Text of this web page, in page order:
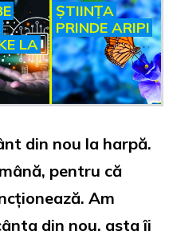
LA
ȘTIINȚA
PRINDE ARIPI
din nou la harpă.
pentru că
Am
din nou, asta îi